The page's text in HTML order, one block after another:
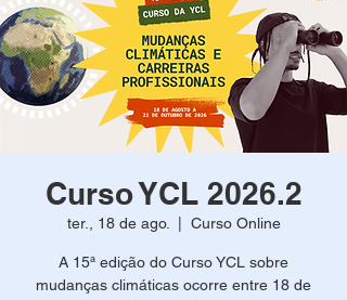
Curso YCL 2026.2
ter., 18 de ago. Curso Online
A 15ª edição do Curso YCL sobre
mudanças climáticas ocorre entre 18 de